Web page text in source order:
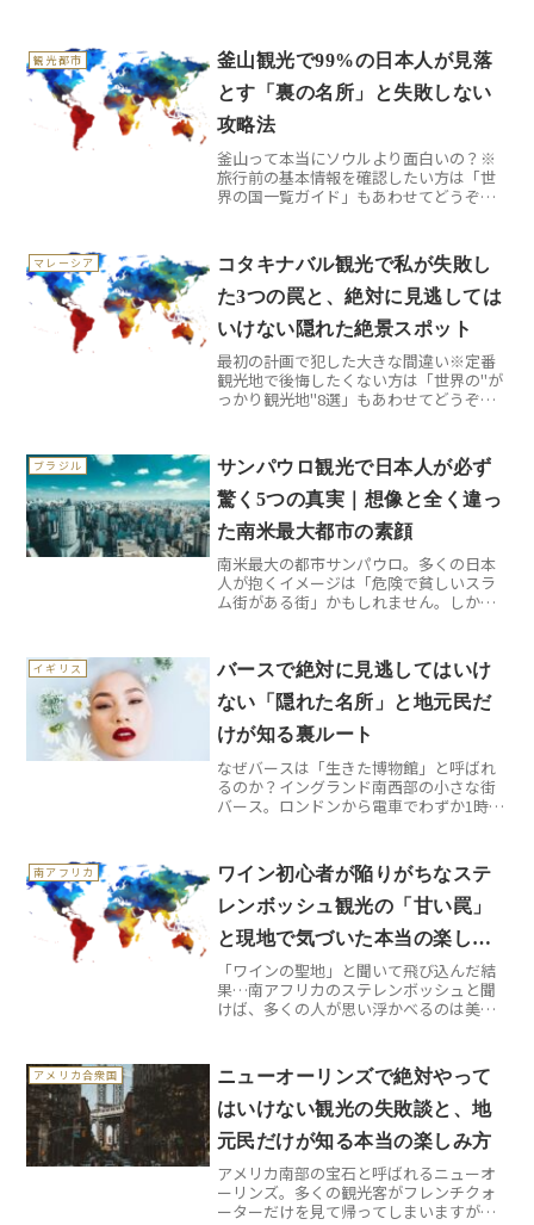
観光都市
釜山観光で99%の日本人が見落
とす「裏の名所」と失敗しない
攻略法
釜山って本当にソウルより面白いの？※
旅行前の基本情報を確認したい方は「世
界の国一覧ガイド」もあわせてどうぞ。
た。でも3回目の釜山旅行で、この街の本
当の魅力に気づいたんです...
マレーシア
コタキナバル観光で私が失敗し
た3つの罠と、絶対に見逃しては
いけない隠れた絶景スポット
最初の計画で犯した大きな間違い※定番
観光地で後悔したくない方は「世界の"が
っかり観光地"8選」もあわせてどうぞ。
「まあ、普通の東南アジアのビーチリゾ
ートでしょ」と甘く見て...
ブラジル
サンパウロ観光で日本人が必ず
驚く5つの真実｜想像と全く違っ
た南米最大都市の素顔
南米最大の都市サンパウロ。多くの日本
人が抱くイメージは「危険で貧しいスラ
ム街がある街」かもしれません。しかし
えるこの巨大都市は、想像以上に洗練さ
れ、文化的で、そして...
イギリス
バースで絶対に見逃してはいけ
ない「隠れた名所」と地元民だ
けが知る裏ルート
なぜバースは「生きた博物館」と呼ばれ
るのか？イングランド南西部の小さな街
バース。ロンドンから電車でわずか1時間
か？答えは街全体が2000年前から続く生
きた歴史書だから...
南アフリカ
ワイン初心者が陥りがちなステ
レンボッシュ観光の「甘い罠」
と現地で気づいた本当の楽しみ
方
「ワインの聖地」と聞いて飛び込んだ結
果…南アフリカのステレンボッシュと聞
けば、多くの人が思い浮かべるのは美し
り、「とりあえずワイン試飲しまくろ
う！」と意気込んで訪れる...
アメリカ合衆国
ニューオーリンズで絶対やって
はいけない観光の失敗談と、地
元民だけが知る本当の楽しみ方
アメリカ南部の宝石と呼ばれるニューオ
ーリンズ。多くの観光客がフレンチクォ
ーターだけを見て帰ってしまいますが、